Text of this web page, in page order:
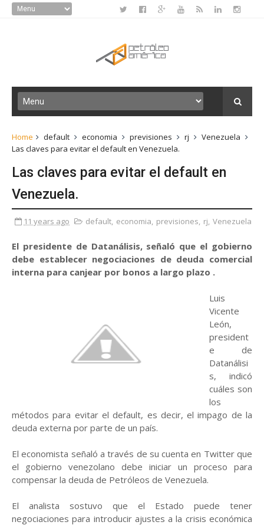
Home default economia previsiones rj
Venezuela
Las claves para evitar el default en Venezuela.
Las claves para evitar el default en
Venezuela.
11 years ago default, economia, previsiones, rj, Venezuela
El presidente de Datanálisis, señaló que el gobierno
debe establecer negociaciones de deuda comercial
interna para canjear por bonos a largo plazo .
Luis
Vicente
León,
president
e de
Datanálisi
s, indicó
cuáles son
los
métodos para evitar el default, es decir, el impago de la
deuda externa por parte de un país.
El economista señaló a través de su cuenta en Twitter que
el gobierno venezolano debe iniciar un proceso para
compensar la deuda de Petróleos de Venezuela.
El analista sostuvo que el Estado puede tener
negociaciones para introducir ajustes a la crisis económica